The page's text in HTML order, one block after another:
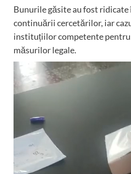
Bunurile găsite au fost ridicate
continuării cercetărilor, iar
instituțiilor competente pentru
măsurilor legale.
Player
video